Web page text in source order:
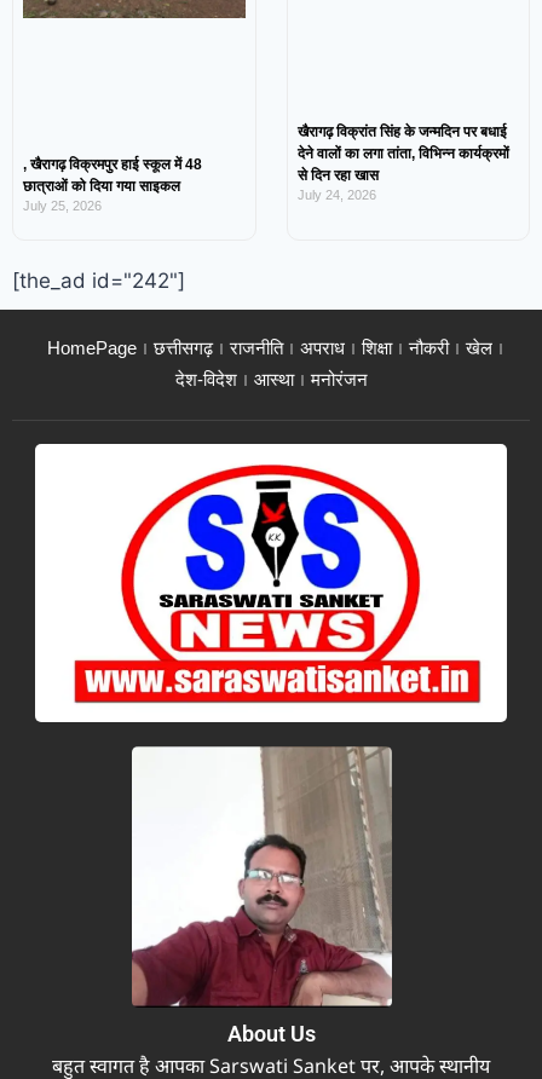
, खैरागढ़ विक्रमपुर हाई स्कूल में 48
छात्राओं को दिया गया साइकल
July 25, 2026
खैरागढ़ विक्रांत सिंह के जन्मदिन पर बधाई
देने वालों का लगा तांता, विभिन्न कार्यक्रमों
से दिन रहा खास
July 24, 2026
[the_ad id="242"]
HomePage छत्तीसगढ़ राजनीति अपराध शिक्षा नौकरी
खेल
देश-विदेश
आस्था मनोरंजन
About Us
बहुत स्वागत है आपका Sarswati Sanket पर, आपके स्थानीय